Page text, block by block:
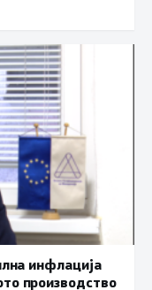
инфлација
производство